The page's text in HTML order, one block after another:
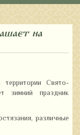
на
Свято-
зимний праздник
различные